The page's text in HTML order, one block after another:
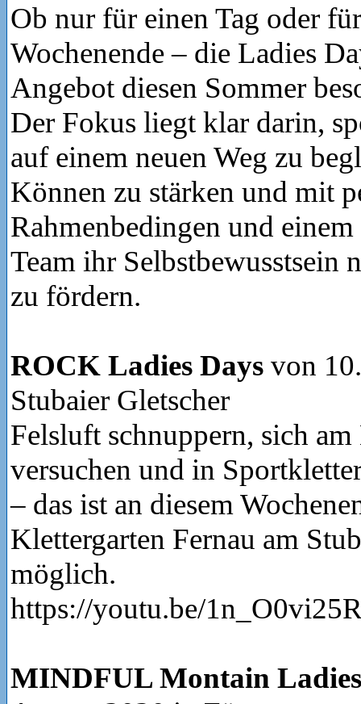
Ob nur für einen Tag oder
Wochenende – die Ladies
Angebot diesen Sommer
Der Fokus liegt klar darin,
auf einem neuen Weg zu
Können zu stärken und mit
Rahmenbedingen und
Team ihr Selbstbewusstsein
zu fördern.
ROCK Ladies Days von
Stubaier Gletscher
Felsluft schnuppern, sich
versuchen und in
– das ist an diesem
Klettergarten Fernau am
möglich.
https://youtu.be/
MINDFUL Montain